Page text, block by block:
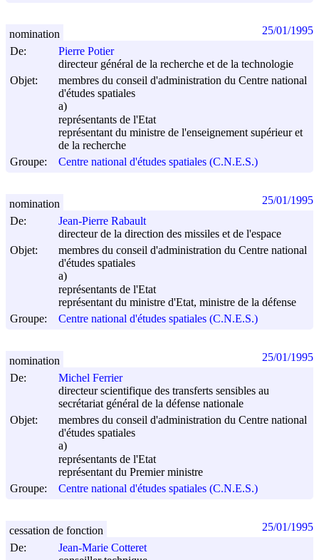
De:
Pierre Potier
directeur général de la recherche et de la technologie
Objet:
membres du conseil d'administration du Centre national
d'études spatiales
a)
représentants de l'Etat
représentant du ministre de l'enseignement supérieur et
de la recherche
Groupe:
Centre national d'études spatiales (C.N.E.S.)
nomination 25/01/1995
De:
Jean-Pierre Rabault
directeur de la direction des missiles et de l'espace
Objet:
membres du conseil d'administration du Centre national
d'études spatiales
a)
représentants de l'Etat
représentant du ministre d'Etat, ministre de la défense
Groupe:
Centre national d'études spatiales (C.N.E.S.)
nomination 25/01/1995
De:
Michel Ferrier
directeur scientifique des transferts sensibles au
secrétariat général de la défense nationale
Objet:
membres du conseil d'administration du Centre national
d'études spatiales
a)
représentants de l'Etat
représentant du Premier ministre
Groupe:
Centre national d'études spatiales (C.N.E.S.)
nomination 25/01/1995
De:
Jean-Marie Cotteret
cessation de fonction 25/01/1995